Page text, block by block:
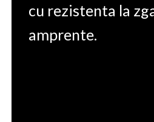
cu rezistenta la
amprente.